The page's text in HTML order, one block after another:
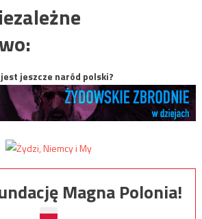
jest jeszcze naród polski?
Magna Polonia!